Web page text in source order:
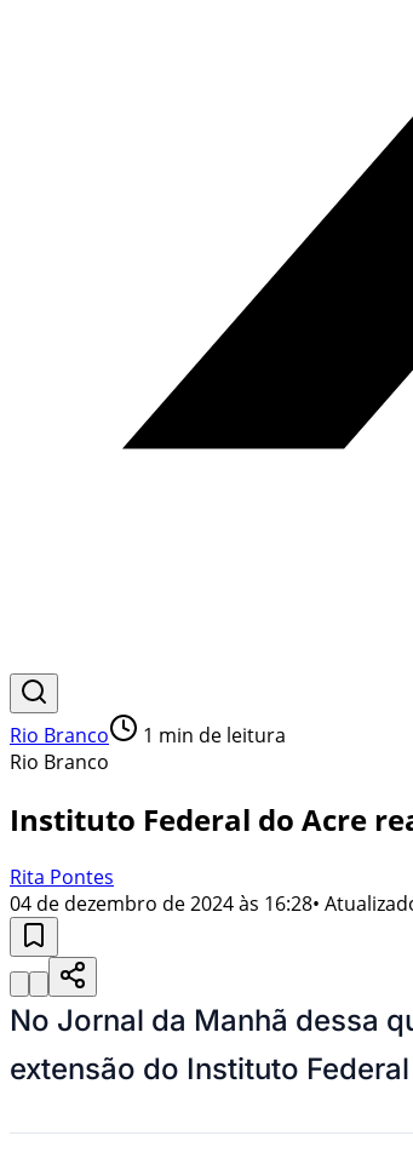
Rio Branco 1 min de leitura
Rio Branco
Instituto Federal do Acre
Rita Pontes
04 de dezembro de 2024 às 16:28•
No Jornal da Manhã dessa
extensão do Instituto